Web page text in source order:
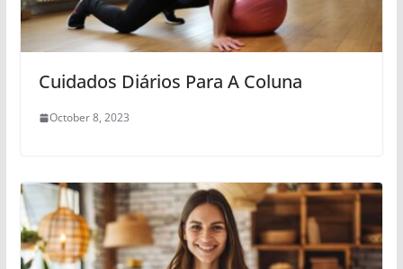
Cuidados Diários Para A Coluna
October 8, 2023